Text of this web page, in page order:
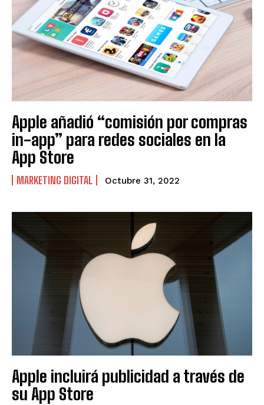
Apple añadió “comisión por compras
in-app” para redes sociales en la
App Store
MARKETING DIGITAL Octubre 31, 2022
Apple incluirá publicidad a través de
su App Store